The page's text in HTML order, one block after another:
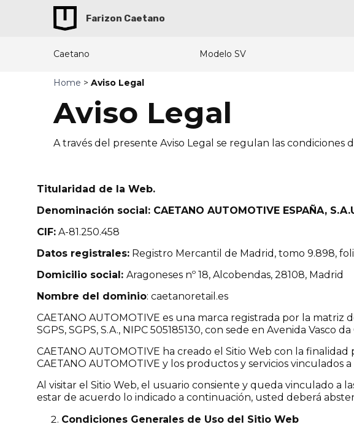
Farizon Caetano
Caetano Modelo SV
Home > Aviso Legal
Aviso Legal
A través del presente Aviso Legal se regulan las condiciones
Titularidad de la Web.
Denominación social: CAETANO AUTOMOTIVE ESPAÑA,
CIF: A-81.250.458
Datos registrales: Registro Mercantil de Madrid, tomo 9.898,
Domicilio social: Aragoneses nº 18, Alcobendas, 28108, Madrid
Nombre del dominio: caetanoretail.es
CAETANO AUTOMOTIVE es una marca registrada por la matriz
SGPS, SGPS, S.A., NIPC 505185130, con sede en Avenida Vasco
CAETANO AUTOMOTIVE ha creado el Sitio Web con la
CAETANO AUTOMOTIVE y los productos y servicios vinculados a
Al visitar el Sitio Web, el usuario consiente y queda vinculado a
estar de acuerdo lo indicado a continuación, usted deberá
Condiciones Generales de Uso del Sitio Web